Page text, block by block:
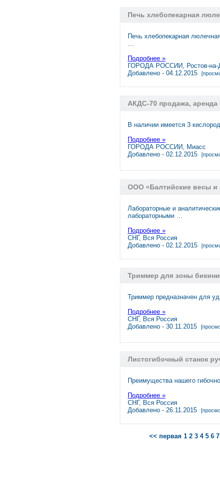
Печь хлебопекарная
Печь хлебопекарная
…
Подробнее »
ГОРОДА РОССИИ, Ростов-на-
Добавлено - 04.12.2015
АКДС-70 продажа, аренда
В наличии имеется 3
Подробнее »
ГОРОДА РОССИИ, Миасс
Добавлено - 02.12.2015
ООО «Балтийские весы и
Лабораторные и
лабораторными …
Подробнее »
СНГ, Вся Россия
Добавлено - 02.12.2015
Триммер для зоны
Триммер предназначен для
Подробнее »
СНГ, Вся Россия
Добавлено - 30.11.2015
Листогибочный станок
Преимущества нашего
Подробнее »
СНГ, Вся Россия
Добавлено - 26.11.2015
<< первая 1 2 3 4 5 6 7